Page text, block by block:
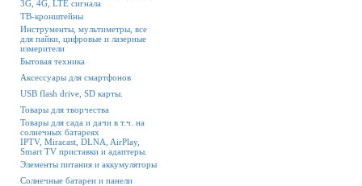
3G, 4G, LTE сигнала
ТВ-кронштейны
Инструменты, мультиметры, все
для пайки, цифровые и лазерные
измерители
Бытовая техника
Аксессуары для смартфонов
USB flash drive, SD карты.
Товары для творчества
Товары для сада и дачи в т.ч. на
солнечных батареях
IPTV, Miracast, DLNA, AirPlay,
Smart TV приставки и адаптеры.
Элементы питания и аккумуляторы
Солнечные батареи и панели